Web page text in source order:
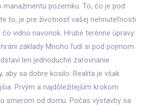
manažmentu pozemku. To, čo je pod
to, je pre životnosť vašej nehnuteľnosti
vidno navonok. Hrubé terénne úpravy:
základy Mnoho ľudí si pod pojmom
len jednoduché zarovnanie
aby sa dobre kosilo. Realita je však
Prvým a najdôležitejším krokom
smerom od domu. Počas výstavby sa